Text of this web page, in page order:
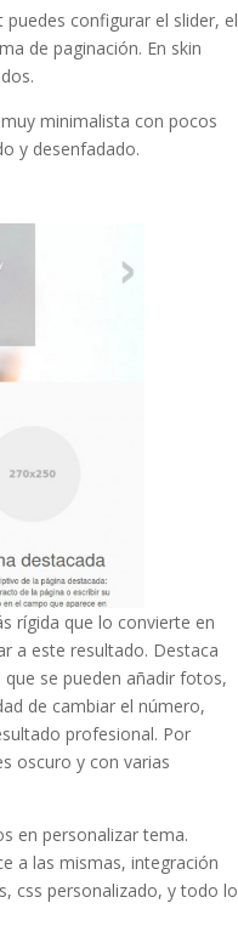
configurar el slider, el
de paginación. En skin
minimalista con pocos
y desenfadado.
rígida que lo convierte en
a este resultado. Destaca
se pueden añadir fotos,
de cambiar el número,
profesional. Por
oscuro y con varias
en personalizar tema.
a las mismas, integración
css personalizado, y todo lo